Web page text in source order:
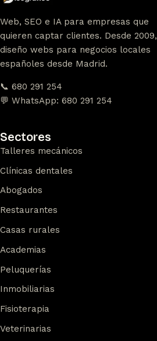
Web, SEO e IA para empresas que
quieren captar clientes. Desde 2009,
diseño webs para negocios locales
españoles desde Madrid.
📞 680 291 254
💬 WhatsApp: 680 291 254
Sectores
Talleres mecánicos
Clínicas dentales
Abogados
Restaurantes
Casas rurales
Academias
Peluquerías
Inmobiliarias
Fisioterapia
Veterinarias